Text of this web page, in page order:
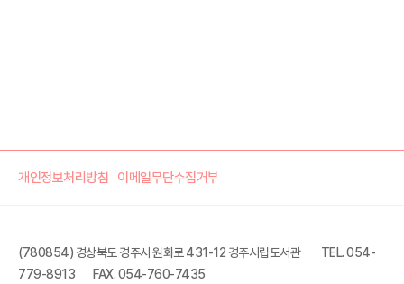
개인정보처리방침 이메일무단수집거부
(780854) 경상북도 경주시 원화로 431-12 경주시립도서관
TEL. 054-
779-8913
FAX. 054-760-7435